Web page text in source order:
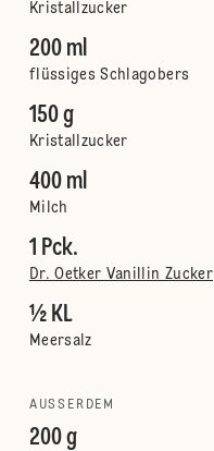
Kristallzucker
200 ml
flüssiges Schlagobers
150 g
Kristallzucker
400 ml
Milch
1 Pck.
Dr. Oetker Vanillin Zucker
½ KL
Meersalz
AUSSERDEM
200 g